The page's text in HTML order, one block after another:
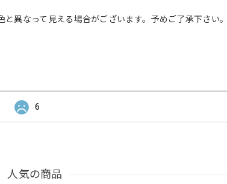
異なって見える場合がございます。予めご了承下さい。
6
人気の商品